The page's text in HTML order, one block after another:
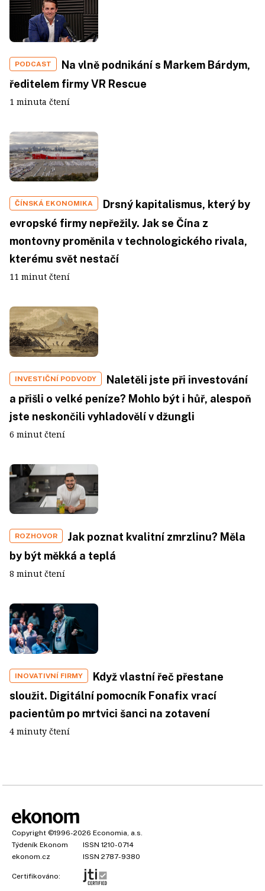
PODCAST
Na vlně podnikání s Markem Bárdym,
ředitelem firmy VR Rescue
1 minuta čtení
ČÍNSKÁ EKONOMIKA
Drsný kapitalismus, který by
evropské firmy nepřežily. Jak se Čína z
montovny proměnila v technologického rivala,
kterému svět nestačí
11 minut čtení
INVESTIČNÍ PODVODY
Naletěli jste při investování
a přišli o velké peníze? Mohlo být i hůř, alespoň
jste neskončili vyhladovělí v džungli
6 minut čtení
ROZHOVOR
Jak poznat kvalitní zmrzlinu? Měla
by být měkká a teplá
8 minut čtení
INOVATIVNÍ FIRMY
Když vlastní řeč přestane
sloužit. Digitální pomocník Fonafix vrací
pacientům po mrtvici šanci na zotavení
4 minuty čtení
Copyright ©1996-2026 Economia, a.s.
Týdeník Ekonom
ISSN 1210-0714
ekonom.cz
ISSN 2787-9380
Certifikováno: